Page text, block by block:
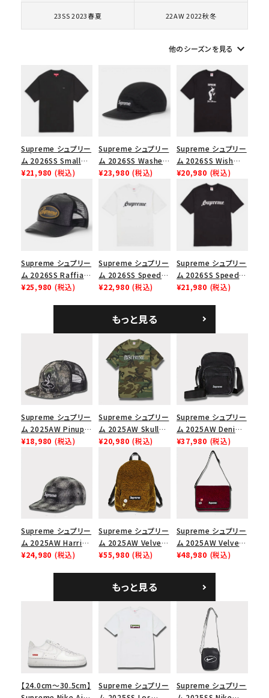
キャップ・ハット
コラボレーションブランドから探す
シーズンから探す
並び順
価格から探す
絞り込んで検索する
23SS 2023春夏 22AW 2022秋冬
他のシーズンを見る keyboard_arrow_down
Supreme シュプリー
ム 2026SS Small
Box Tee スモールボ
¥21,980 (税込)
Supreme シュプリー
ム 2026SS Washed
Chino Twill Camp
ップ ブラック
¥23,980 (税込)
Supreme シュプリー
ム 2026SS Wish
Tee ウィッシュTシ
ャツ ブラック
¥20,980 (税込)
Supreme シュプリー
ム 2026SS Raffia
Mesh Back 5-Panel
¥25,980 (税込)
Supreme シュプリー
ム 2026SS Speed
Tee スピードTシャツ
¥22,980 (税込)
Supreme シュプリー
ム 2026SS Speed
Tee スピードTシャツ
¥21,980 (税込)
もっと見る
Supreme シュプリー
ム 2025AW Pinup
Mesh Back 5-Panel
ップ トゥルーティン
バーHTC フォールカ
¥18,980 (税込)
Supreme シュプリー
ム 2025AW Skull
Tee スカル Tシャ
ツ ウッドランドカモ
¥20,980 (税込)
Supreme シュプリー
ム 2025AW Denim
Shoulder Bag デニ
ム ショルダーバッグ
¥37,980 (税込)
Supreme シュプリー
ム 2025AW Harris
Tweed Camp Cap
¥24,980 (税込)
Supreme シュプリー
ム 2025AW Velvet
Backpack ベルベッ
¥55,980 (税込)
Supreme シュプリー
ム 2025AW Velvet
Small Messenger
バッグ レッドレオパー
ド
¥48,980 (税込)
もっと見る
【24.0cm～30.5cm】
Supreme シュプリー
Supreme シュプリー